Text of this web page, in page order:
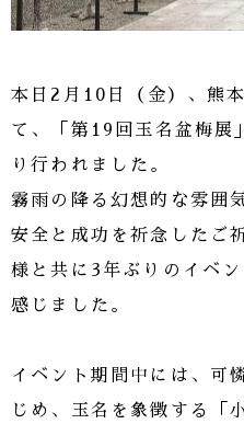
本日2月10日（金）、熊
て、「第19回玉名盆梅展
り行われました。
霧雨の降る幻想的な雰囲
安全と成功を祈念したご
様と共に3年ぶりのイベ
感じました。
イベント期間中には、可
じめ、玉名を象徴する「